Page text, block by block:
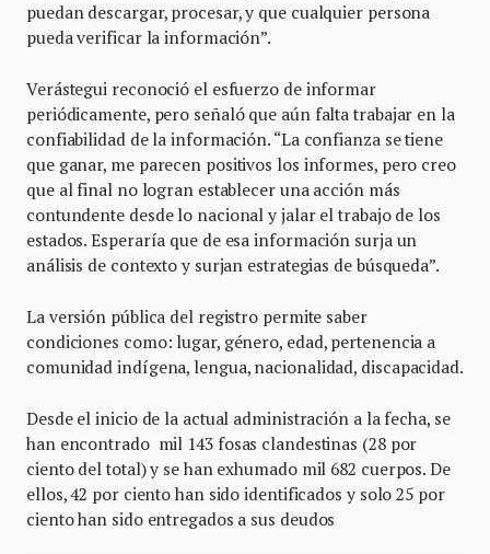
puedan descargar, procesar, y que cualquier persona
pueda verificar la información”.
Verástegui reconoció el esfuerzo de informar
periódicamente, pero señaló que aún falta trabajar en la
confiabilidad de la información. “La confianza se tiene
que ganar, me parecen positivos los informes, pero creo
que al final no logran establecer una acción más
contundente desde lo nacional y jalar el trabajo de los
estados. Esperaría que de esa información surja un
análisis de contexto y surjan estrategias de búsqueda”.
La versión pública del registro permite saber
condiciones como: lugar, género, edad, pertenencia a
comunidad indígena, lengua, nacionalidad, discapacidad.
Desde el inicio de la actual administración a la fecha, se
han encontrado mil 143 fosas clandestinas (28 por
ciento del total) y se han exhumado mil 682 cuerpos. De
ellos, 42 por ciento han sido identificados y solo 25 por
ciento han sido entregados a sus deudos